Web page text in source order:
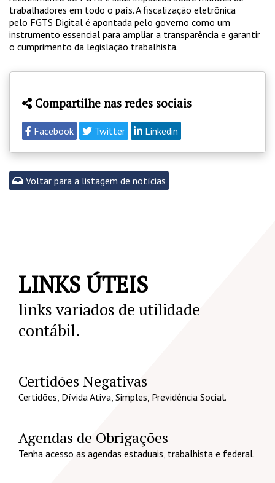
trabalhadores em todo o país. A fiscalização eletrônica
pelo FGTS Digital é apontada pelo governo como um
instrumento essencial para ampliar a transparência e garantir
o cumprimento da legislação trabalhista.
Compartilhe nas redes sociais
Facebook Twitter Linkedin
Voltar para a listagem de notícias
LINKS ÚTEIS
links variados de utilidade
contábil.
Certidões Negativas
Certidões, Dívida Ativa, Simples, Previdência Social.
Agendas de Obrigações
Tenha acesso as agendas estaduais, trabalhista e federal.